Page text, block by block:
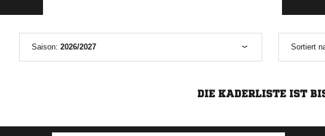
Saison: 2026/2027 Sortiert
DIE KADERLISTE IST